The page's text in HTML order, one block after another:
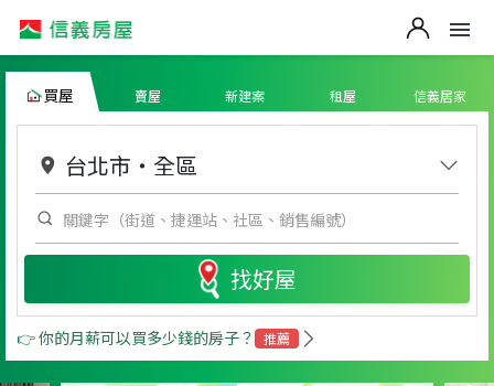
買屋 賣屋 新建案 租屋 信義居家
台北市 ・ 全區
找好屋
👉 你的月薪可以買多少錢的房子？ 推薦